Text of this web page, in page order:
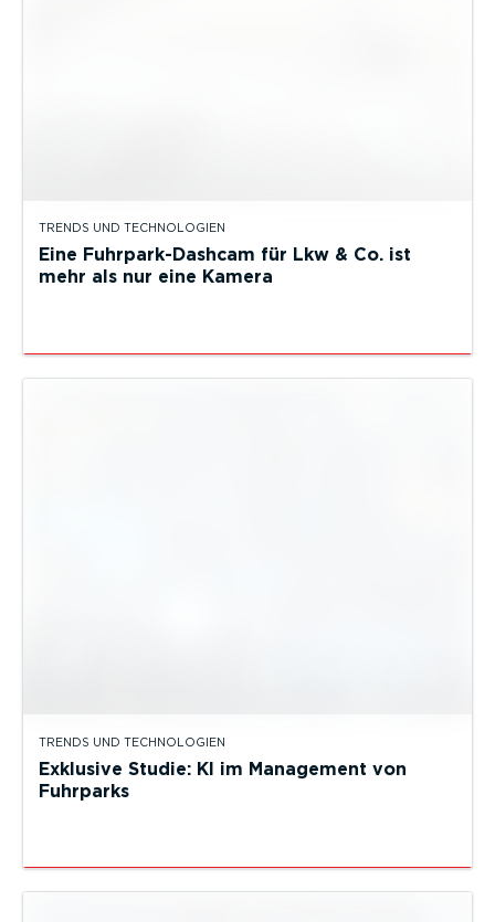
TRENDS UND TECHNOLOGIEN
Eine Fuhrpark-Dashcam für Lkw & Co. ist
mehr als nur eine Kamera
TRENDS UND TECHNOLOGIEN
Exklusive Studie: KI im Management von
Fuhrparks